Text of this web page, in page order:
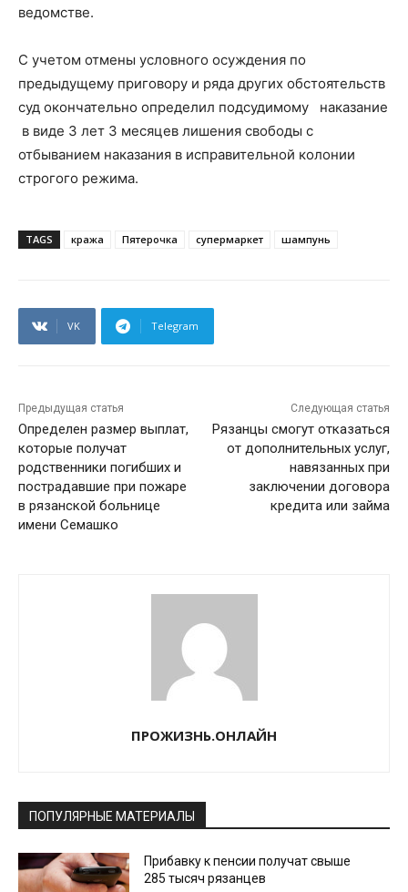
ведомстве.
С учетом отмены условного осуждения по
предыдущему приговору и ряда других обстоятельств
суд окончательно определил подсудимому наказание
в виде 3 лет 3 месяцев лишения свободы с
отбыванием наказания в исправительной колонии
строгого режима.
TAGS кража Пятерочка супермаркет шампунь
VK Telegram
Предыдущая статья
Определен размер выплат,
которые получат
родственники погибших и
пострадавшие при пожаре
в рязанской больнице
имени Семашко
Следующая статья
Рязанцы смогут отказаться
от дополнительных услуг,
навязанных при
заключении договора
кредита или займа
ПРОЖИЗНЬ.ОНЛАЙН
ПОПУЛЯРНЫЕ МАТЕРИАЛЫ
Прибавку к пенсии получат свыше
285 тысяч рязанцев